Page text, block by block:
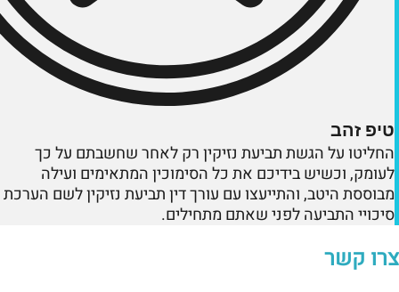
טיפ זהב
החליטו על הגשת תביעת נזיקין רק לאחר שחשבתם על כך
לעומק, וכשיש בידיכם את כל הסימוכין המתאימים ועילה
מבוססת היטב, והתייעצו עם עורך דין תביעת נזיקין לשם הערכת
סיכויי התביעה לפני שאתם מתחילים.
צרו קשר